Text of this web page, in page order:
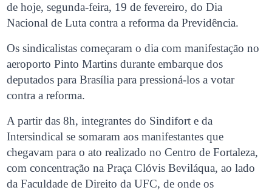
de hoje, segunda-feira, 19 de fevereiro, do Dia
Nacional de Luta contra a reforma da Previdência.
Os sindicalistas começaram o dia com manifestação no
aeroporto Pinto Martins durante embarque dos
deputados para Brasília para pressioná-los a votar
contra a reforma.
A partir das 8h, integrantes do Sindifort e da
Intersindical se somaram aos manifestantes que
chegavam para o ato realizado no Centro de Fortaleza,
com concentração na Praça Clóvis Beviláqua, ao lado
da Faculdade de Direito da UFC, de onde os